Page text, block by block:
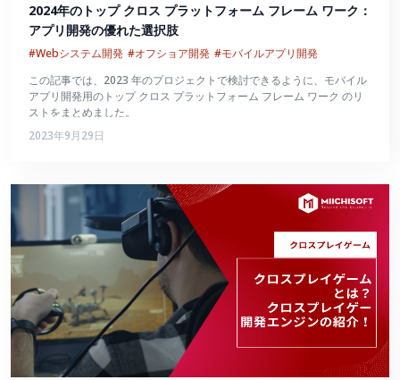
2024年のトップ クロス プラットフォーム フレーム ワーク：
アプリ開発の優れた選択肢
#Webシステム開発 #オフショア開発 #モバイルアプリ開発
この記事では、2023 年のプロジェクトで検討できるように、モバイル
アプリ開発用のトップ クロス プラットフォーム フレーム ワーク のリ
ストをまとめました。
2023年9月29日